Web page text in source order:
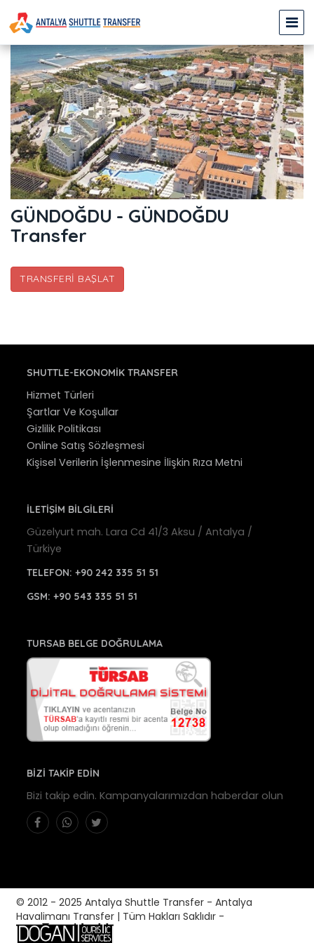
GÜNDOĞDU - GÜNDOĞDU
Transfer
TRANSFERI BAŞLAT
SHUTTLE-EKONOMIK TRANSFER
Hizmet Türleri
Şartlar Ve Koşullar
Gizlilik Politikası
Online Satış Sözleşmesi
Kişisel Verilerin İşlenmesine İlişkin Rıza Metni
İLETİŞİM BİLGİLERİ
Güzelyurt mah. Lara Cd 41/3 Aksu / Antalya /
Türkiye
TELEFON: +90 242 335 51 51
GSM: +90 543 335 51 51
TURSAB BELGE DOĞRULAMA
BİZİ TAKİP EDİN
Bizi takip edin. Kampanyalarımızdan haberdar olun
© 2012 - 2025 Antalya Shuttle Transfer - Antalya
Havalimanı Transfer | Tüm Hakları Saklıdır -